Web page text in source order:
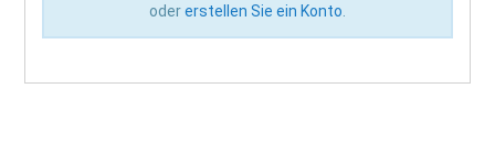
odererstellen Sie ein Konto